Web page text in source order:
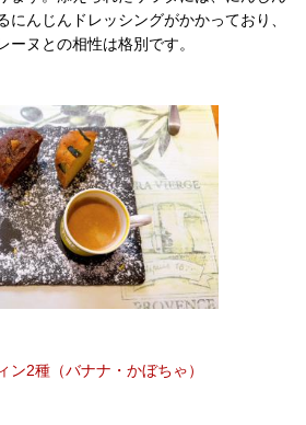
にんじんドレッシングがかかっており、
ーヌとの相性は格別です。
ン2種（バナナ・かぼちゃ）